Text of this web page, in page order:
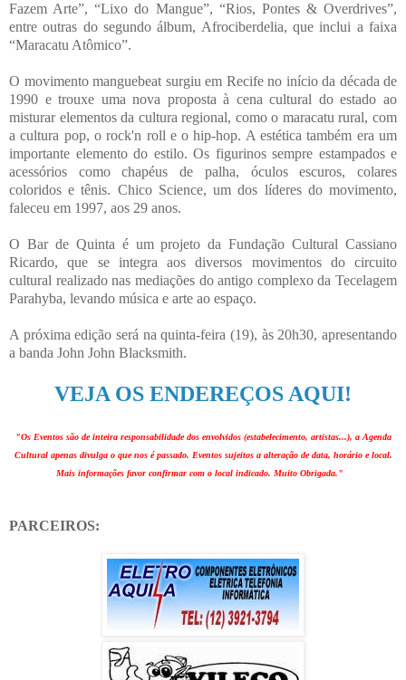
Fazem Arte”, “Lixo do Mangue”, “Rios, Pontes & Overdrives”,
entre outras do segundo álbum, Afrociberdelia, que inclui a faixa
“Maracatu Atômico”.
O movimento manguebeat surgiu em Recife no início da década de
1990 e trouxe uma nova proposta à cena cultural do estado ao
misturar elementos da cultura regional, como o maracatu rural, com
a cultura pop, o rock'n roll e o hip-hop. A estética também era um
importante elemento do estilo. Os figurinos sempre estampados e
acessórios como chapéus de palha, óculos escuros, colares
coloridos e tênis. Chico Science, um dos líderes do movimento,
faleceu em 1997, aos 29 anos.
O Bar de Quinta é um projeto da Fundação Cultural Cassiano
Ricardo, que se integra aos diversos movimentos do circuito
cultural realizado nas mediações do antigo complexo da Tecelagem
Parahyba, levando música e arte ao espaço.
A próxima edição será na quinta-feira (19), às 20h30, apresentando
a banda John John Blacksmith.
VEJA OS ENDEREÇOS AQUI!
"Os Eventos são de inteira responsabilidade dos envolvidos (estabelecimento, artistas...), a Agenda
Cultural apenas divulga o que nos é passado. Eventos sujeitos a alteração de data, horário e local.
Mais informações favor confirmar com o local indicado. Muito Obrigada."
PARCEIROS: